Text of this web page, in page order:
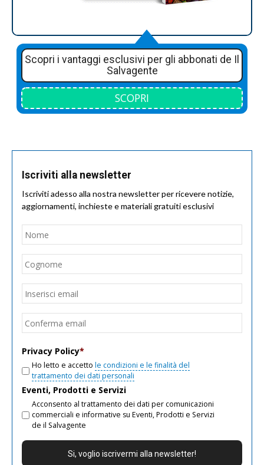
Scopri i vantaggi esclusivi per gli abbonati de Il
Salvagente
SCOPRI
Iscriviti alla newsletter
Iscriviti adesso alla nostra newsletter per ricevere notizie,
aggiornamenti, inchieste e materiali gratuiti esclusivi
Nome
Email
Privacy Policy*
Ho letto e accetto le condizioni e le finalità del
trattamento dei dati personali
Eventi, Prodotti e Servizi
Acconsento al trattamento dei dati per comunicazioni
commerciali e informative su Eventi, Prodotti e Servizi
de il Salvagente